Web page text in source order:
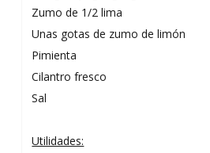
Zumo de 1/2 lima
Unas gotas de zumo de limón
Pimienta
Cilantro fresco
Sal
Utilidades: